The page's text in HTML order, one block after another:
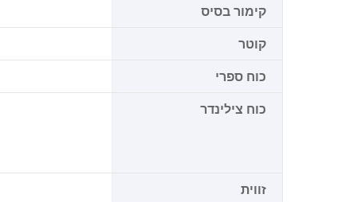
קימור בסיס
קוטר
כוח ספרי
כוח צילינדר
זווית